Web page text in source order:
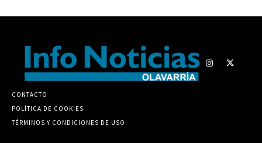
CONTACTO
POLÍTICA DE COOKIES
TÉRMINOS Y CONDICIONES DE USO